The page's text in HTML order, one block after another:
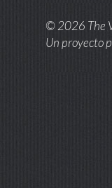
© 2026 The
Un proyecto